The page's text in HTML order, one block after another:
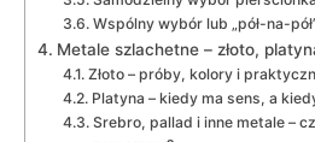
Wspólny wybór lub „pół-na-
Metale szlachetne – złoto,
Złoto – próby, kolory i
Platyna – kiedy ma sens, a
Srebro, pallad i inne metale –